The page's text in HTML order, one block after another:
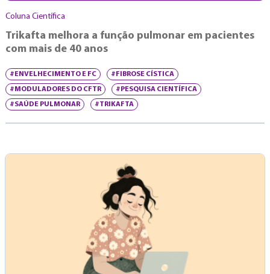
Coluna Científica
Trikafta melhora a função pulmonar em pacientes
com mais de 40 anos
#ENVELHECIMENTO E FC #FIBROSE CÍSTICA
#MODULADORES DO CFTR #PESQUISA CIENTÍFICA
#SAÚDE PULMONAR #TRIKAFTA